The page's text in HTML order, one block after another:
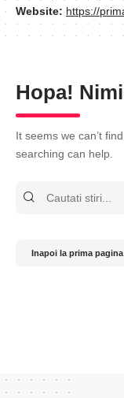
Website: https://
Hopa!
It seems we can’t
searching can help.
Inapoi la prima pagina